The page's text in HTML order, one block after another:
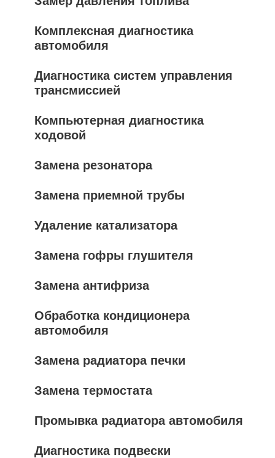
Комплексная диагностика
автомобиля
Диагностика систем управления
трансмиссией
Компьютерная диагностика
ходовой
Замена резонатора
Замена приемной трубы
Удаление катализатора
Замена гофры глушителя
Замена антифриза
Обработка кондиционера
автомобиля
Замена радиатора печки
Замена термостата
Промывка радиатора автомобиля
Диагностика подвески